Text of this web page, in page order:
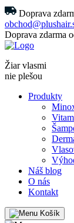
Doprava
Doprava zdarma
Žiar vlasmi
nie plešou
Produkty
Náš blog
O nás
Kontakt
Košík